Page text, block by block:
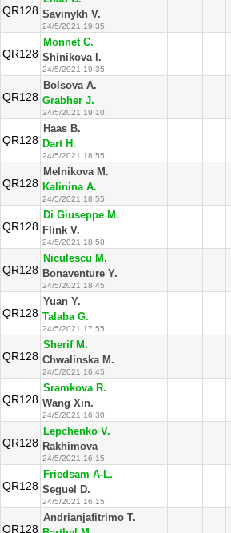
QR128 Savinykh V.
24/5/2021 19:35
QR128
Monnet C.
Shinikova I.
24/5/2021 19:35
QR128
Bolsova A.
Grabher J.
24/5/2021 19:10
QR128
Haas B.
Dart H.
24/5/2021 18:55
QR128
Melnikova M.
Kalinina A.
24/5/2021 18:55
QR128
Di Giuseppe M.
Flink V.
24/5/2021 18:50
QR128
Niculescu M.
Bonaventure Y.
24/5/2021 18:45
QR128
Yuan Y.
Talaba G.
24/5/2021 17:55
QR128
Sherif M.
Chwalinska M.
24/5/2021 16:45
QR128
Sramkova R.
Wang Xin.
24/5/2021 16:30
QR128
Lepchenko V.
Rakhimova
24/5/2021 16:15
QR128
Friedsam A-L.
Seguel D.
24/5/2021 16:15
QR128
Andrianjafitrimo T.